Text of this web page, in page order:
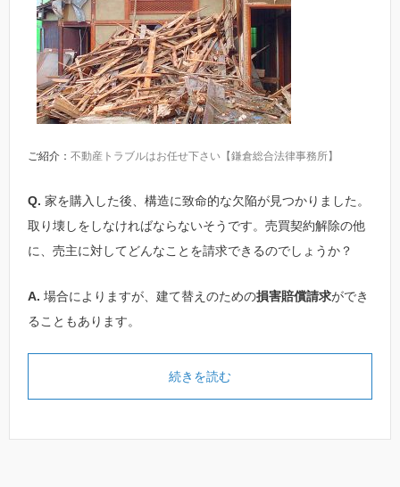
ご紹介： 不動産トラブルはお任せ下さい【鎌倉総合法律事務所】
Q. 家を購入した後、構造に致命的な欠陥が見つかりました。
取り壊しをしなければならないそうです。売買契約解除の他
に、売主に対してどんなことを請求できるのでしょうか？
A. 場合によりますが、建て替えのための損害賠償請求ができ
ることもあります。
続きを読む